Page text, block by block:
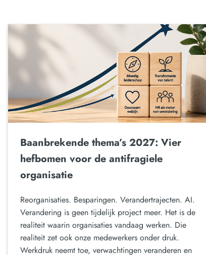
Baanbrekende thema’s 2027: Vier
hefbomen voor de antifragiele
organisatie
Reorganisaties. Besparingen. Verandertrajecten. AI.
Verandering is geen tijdelijk project meer. Het is de
realiteit waarin organisaties vandaag werken. Die
realiteit zet ook onze medewerkers onder druk.
Werkdruk neemt toe, verwachtingen veranderen en